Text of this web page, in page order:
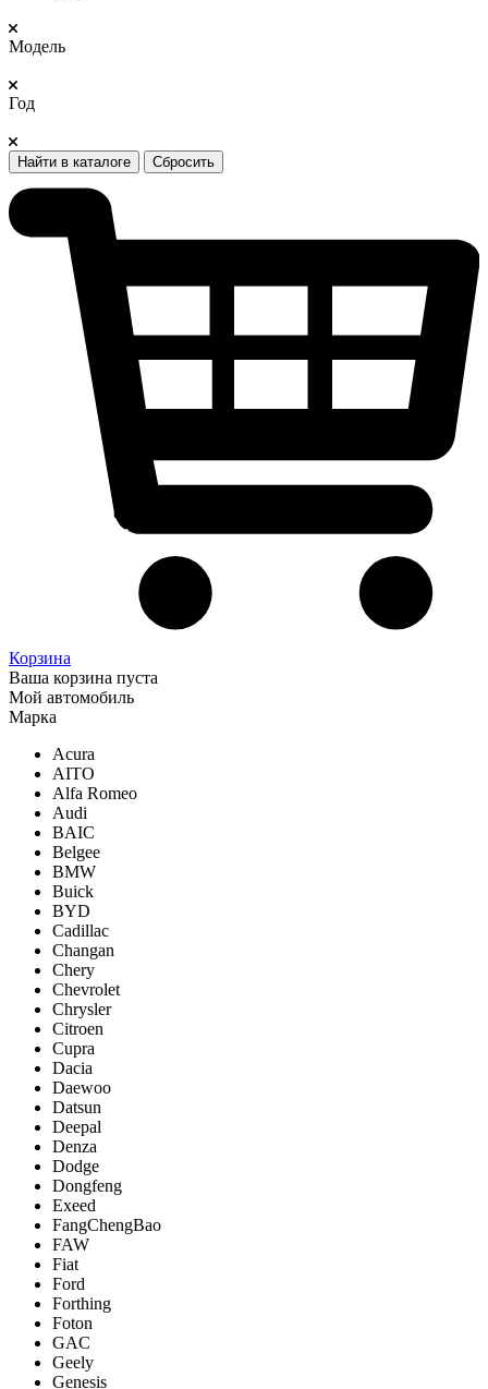
Модель
Год
Найти в каталоге Сбросить
Корзина
Ваша корзина пуста
Мой автомобиль
Марка
Acura
AITO
Alfa Romeo
Audi
BAIC
Belgee
BMW
Buick
BYD
Cadillac
Changan
Chery
Chevrolet
Chrysler
Citroen
Cupra
Dacia
Daewoo
Datsun
Deepal
Denza
Dodge
Dongfeng
Exeed
FangChengBao
FAW
Fiat
Ford
Forthing
Foton
GAC
Geely
Genesis